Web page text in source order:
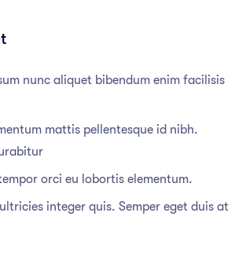
nunc aliquet bibendum enim facilisis
mattis pellentesque id nibh.
orci eu lobortis elementum.
integer quis. Semper eget duis at